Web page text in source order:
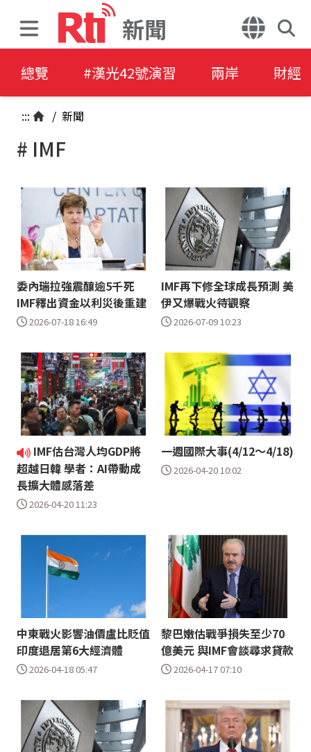
新聞
總覽 #漢光42號演習 兩岸 財經
::: / 新聞
# IMF
委內瑞拉強震釀逾5千死
IMF釋出資金以利災後重建
2026-07-18 16:49
IMF再下修全球成長預測 美
伊又爆戰火待觀察
2026-07-09 10:23
IMF估台灣人均GDP將
超越日韓 學者：AI帶動成
長擴大體感落差
2026-04-20 11:23
一週國際大事(4/12～4/18)
2026-04-20 10:02
中東戰火影響油價盧比貶值
印度退居第6大經濟體
2026-04-18 05:47
黎巴嫩估戰爭損失至少70
億美元 與IMF會談尋求貸款
2026-04-17 07:10